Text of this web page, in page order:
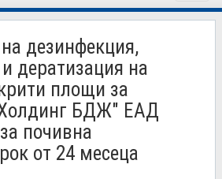
дезинфекция,
дератизация на
площи за
БДЖ" ЕАД
почивна
от 24 месеца